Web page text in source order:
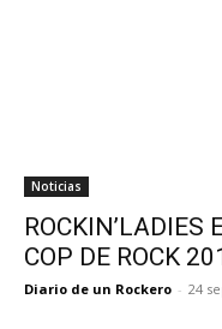
Noticias
ROCKIN’LADIES
COP DE ROCK
Diario de un Rockero - 24